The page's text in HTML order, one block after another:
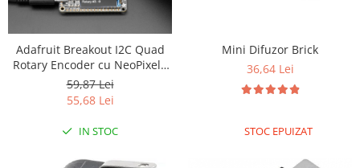
Breadboard
Cabluri
Conectori
Butoane, Tastaturi
Adafruit Breakout I2C Quad
Rotary Encoder cu NeoPixel -
STEMMA QT / Qwiic
59,87 Lei
55,68 Lei
IN STOC
Mini Difuzor Brick
36,64 Lei
STOC EPUIZAT